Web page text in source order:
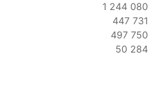
1 244 080
447 731
497 750
50 284